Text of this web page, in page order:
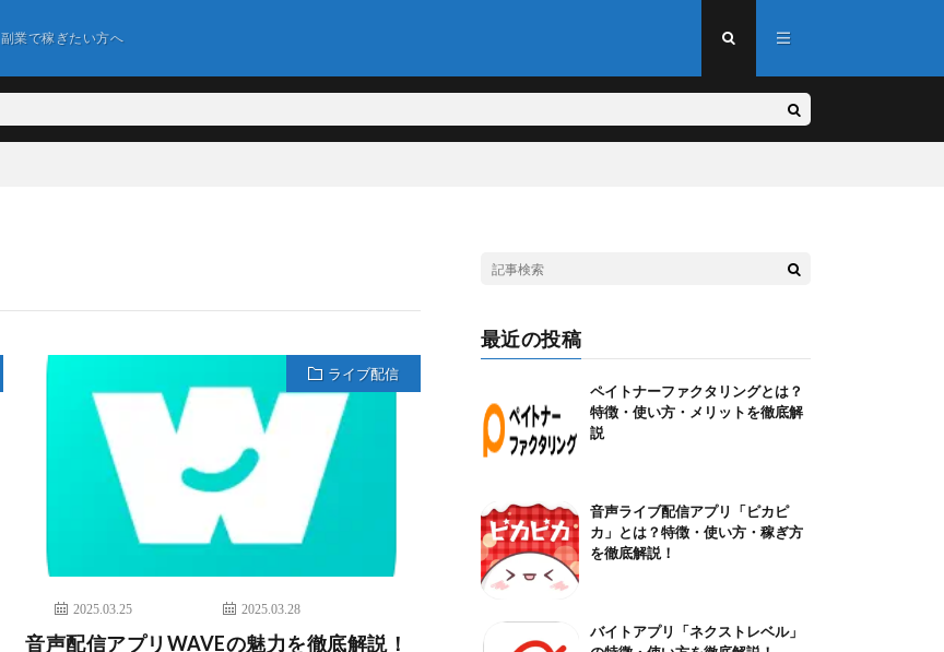
副業で稼ぎたい方へ
ライブ配信
2025.03.25 2025.03.28
音声配信アプリWAVEの魅力を徹底解説！
最近の投稿
ペイトナーファクタリングとは？
特徴・使い方・メリットを徹底解
説
音声ライブ配信アプリ「ピカピ
カ」とは？特徴・使い方・稼ぎ方
を徹底解説！
バイトアプリ「ネクストレベル」